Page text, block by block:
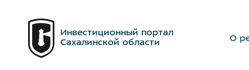
Инвестиционный портал
Сахалинской области
О